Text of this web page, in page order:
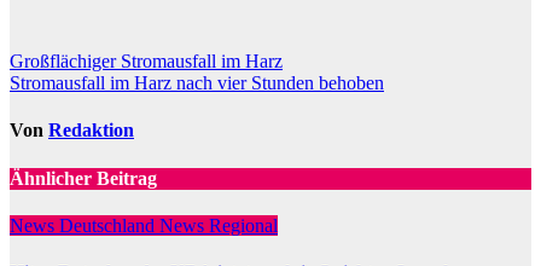
Beitragsnavigation
Großflächiger Stromausfall im Harz
Stromausfall im Harz nach vier Stunden behoben
Von Redaktion
Ähnlicher Beitrag
News Deutschland News Regional